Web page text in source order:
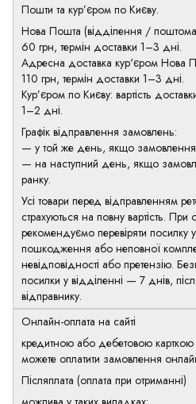
Пошти та кур’єром по Києву.
Нова Пошта (відділення /
60 грн, термін доставки 1–3 дні.
Адресна доставка кур'єром Нова
110 грн, термін доставки 1–3 дні.
Кур’єром по Києву: вартість
1–2 дні.
Графік відправлення замовлень:
— у той же день, якщо
— на наступний день, якщо
ранку.
Усі товари перед відправленням
страхуються на повну вартість.
рекомендуємо перевіряти посилку
пошкодження або неповної
невідповідності або претензію.
посилки у відділенні — 7 днів,
відправнику.
Онлайн-оплата на сайті
кредитною або дебетовою карткою
можете оплатити замовлення
Післяплата (оплата при отриманні)